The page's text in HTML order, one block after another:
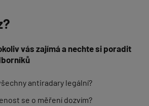
vás zajímá a nechte si poradit
antiradary legální?
se o měření dozvím?